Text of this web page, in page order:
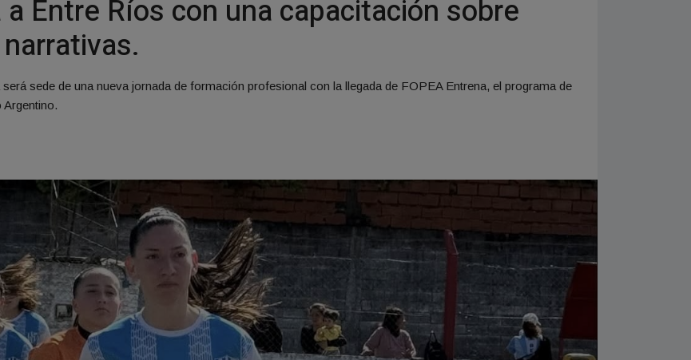
Entre Ríos con una capacitación sobre
sede de una nueva jornada de formación profesional con la llegada de FOPEA Entrena, el programa de